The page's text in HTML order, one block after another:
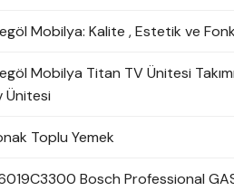
Mobilya: Kalite , Estetik ve
Mobilya Titan TV Ünitesi
Ünitesi
Toplu Yemek
Bosch Professional